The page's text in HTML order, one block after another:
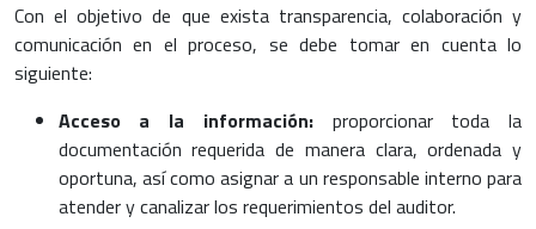
Con el objetivo de que exista transparencia, colaboración y
comunicación en el proceso, se debe tomar en cuenta lo
siguiente:
Acceso a la información:proporcionar toda la
documentación requerida de manera clara, ordenada y
oportuna, así como asignar a un responsable interno para
atender y canalizar los requerimientos del auditor.